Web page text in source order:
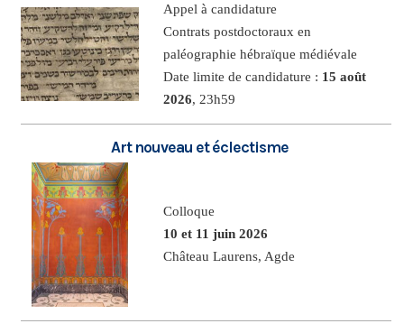
Appel à candidature
Contrats postdoctoraux en
paléographie hébraïque médiévale
Date limite de candidature : 15 août
2026, 23h59
Art nouveau et éclectisme
Colloque
10 et 11 juin 2026
Château Laurens, Agde